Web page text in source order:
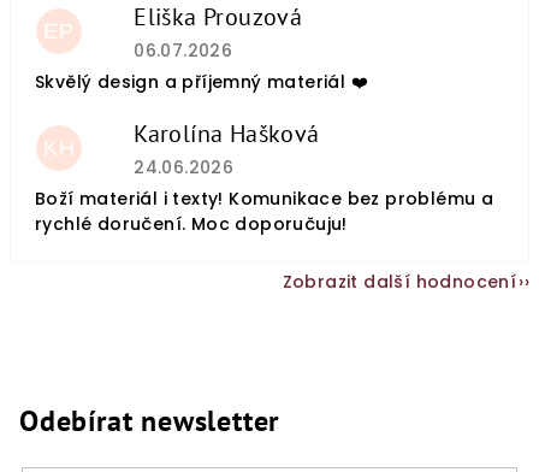
EP Eliška Prouzová
Hodnocení obchodu je 5 z 5 hvězdiček.
06.07.2026
Skvělý design a příjemný materiál ❤️
KH Karolína Hašková
Hodnocení obchodu je 5 z 5 hvězdiček.
24.06.2026
Boží materiál i texty! Komunikace bez problému a
rychlé doručení. Moc doporučuju!
Zobrazit další hodnocení
Odebírat newsletter